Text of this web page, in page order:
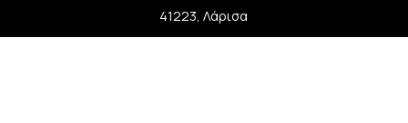
41223, Λάρισα